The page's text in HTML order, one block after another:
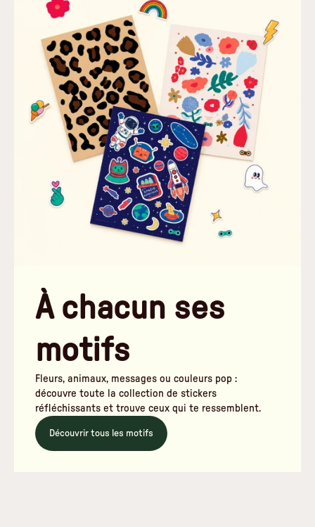
À chacun ses
motifs
Fleurs, animaux, messages ou couleurs pop :
découvre toute la collection de stickers
réfléchissants et trouve ceux qui te ressemblent.
Découvrir tous les motifs